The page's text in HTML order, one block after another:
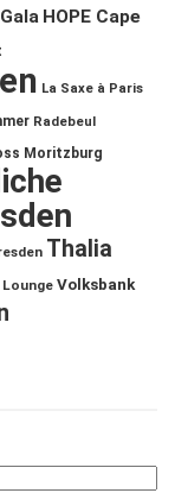
HOPE Cape
La Saxe à Paris
Radebeul
Moritzburg
Thalia
Lounge Volksbank